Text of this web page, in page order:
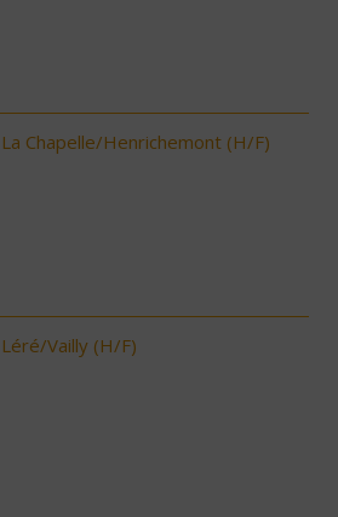
Chapelle/Henrichemont (H/F)
Vailly (H/F)